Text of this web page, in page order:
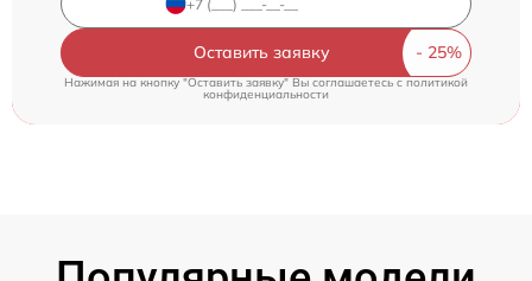
Оставить заявку
Нажимая на кнопку "Оставить заявку" Вы соглашаетесь cполитикой
конфиденциальности